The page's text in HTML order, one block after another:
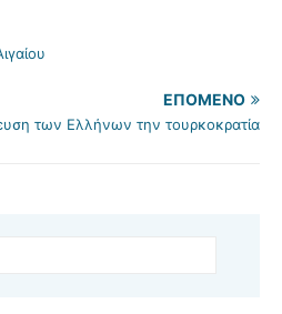
ΕΠΌΜΕΝΟ
των Ελλήνων την τουρκοκρατία